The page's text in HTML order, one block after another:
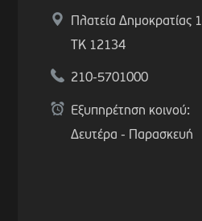
Πλατεία Δημοκρατίας 1
ΤΚ 12134
210-5701000
Εξυπηρέτηση κοινού:
Δευτέρα - Παρασκευή